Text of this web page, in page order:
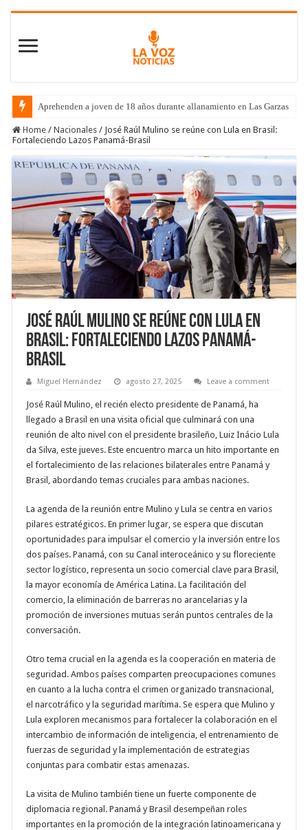
Aprehenden a joven de 18 años durante allanamiento en Las Garzas
Home / Nacionales / José Raúl Mulino se reúne con Lula en Brasil:
Fortaleciendo Lazos Panamá-Brasil
José Raúl Mulino se reúne con Lula en
Brasil: Fortaleciendo Lazos Panamá-
Brasil
Miguel Hernández agosto 27, 2025 Leave a comment
José Raúl Mulino, el recién electo presidente de Panamá, ha
llegado a Brasil en una visita oficial que culminará con una
reunión de alto nivel con el presidente brasileño, Luiz Inácio Lula
da Silva, este jueves. Este encuentro marca un hito importante en
el fortalecimiento de las relaciones bilaterales entre Panamá y
Brasil, abordando temas cruciales para ambas naciones.
La agenda de la reunión entre Mulino y Lula se centra en varios
pilares estratégicos. En primer lugar, se espera que discutan
oportunidades para impulsar el comercio y la inversión entre los
dos países. Panamá, con su Canal interoceánico y su floreciente
sector logístico, representa un socio comercial clave para Brasil,
la mayor economía de América Latina. La facilitación del
comercio, la eliminación de barreras no arancelarias y la
promoción de inversiones mutuas serán puntos centrales de la
conversación.
Otro tema crucial en la agenda es la cooperación en materia de
seguridad. Ambos países comparten preocupaciones comunes
en cuanto a la lucha contra el crimen organizado transnacional,
el narcotráfico y la seguridad marítima. Se espera que Mulino y
Lula exploren mecanismos para fortalecer la colaboración en el
intercambio de información de inteligencia, el entrenamiento de
fuerzas de seguridad y la implementación de estrategias
conjuntas para combatir estas amenazas.
La visita de Mulino también tiene un fuerte componente de
diplomacia regional. Panamá y Brasil desempeñan roles
importantes en la promoción de la integración latinoamericana y